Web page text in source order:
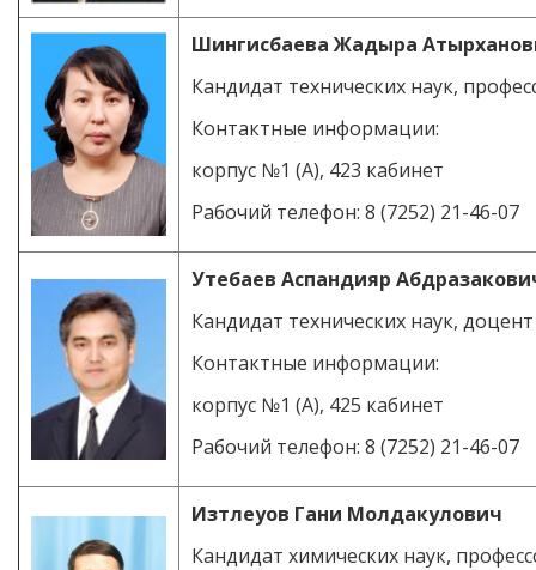
Шингисбаева Жадыра
Кандидат технических наук,
Контактные информации:
корпус №1 (А), 423 кабинет
Рабочий телефон: 8 (7252) 21-46-07
Утебаев Аспандияр
Кандидат технических наук, доцент
Контактные информации:
корпус №1 (А), 425 кабинет
Рабочий телефон: 8 (7252) 21-46-07
Изтлеуов Гани Молдакулович
Кандидат химических наук,